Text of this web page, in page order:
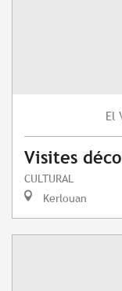
El
Visites
CULTURAL
Kerlouan